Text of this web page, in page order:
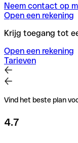
Neem contact op
Open een rekening
Krijg toegang tot
Open een rekening
Tarieven
Vind het beste plan
4.7